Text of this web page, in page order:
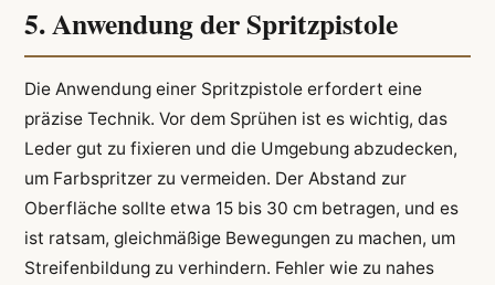
5. Anwendung der Spritzpistole
Die Anwendung einer Spritzpistole erfordert eine
präzise Technik. Vor dem Sprühen ist es wichtig, das
Leder gut zu fixieren und die Umgebung abzudecken,
um Farbspritzer zu vermeiden. Der Abstand zur
Oberfläche sollte etwa 15 bis 30 cm betragen, und es
ist ratsam, gleichmäßige Bewegungen zu machen, um
Streifenbildung zu verhindern. Fehler wie zu nahes